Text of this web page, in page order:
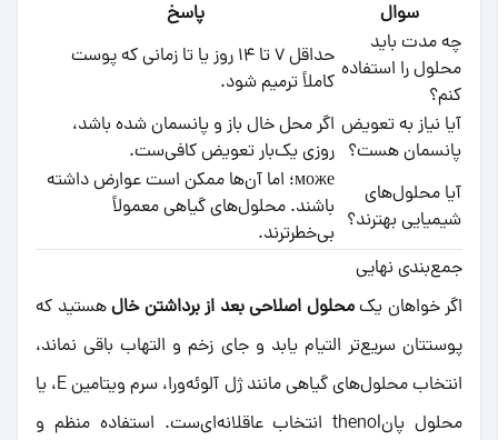
سوال
پاسخ
چه مدت باید
محلول را استفاده
کنم؟
حداقل ۷ تا ۱۴ روز یا تا زمانی که پوست
کاملاً ترمیم شود.
آیا نیاز به تعویض
پانسمان هست؟
اگر محل خال باز و پانسمان شده باشد،
روزی یک‌بار تعویض کافی‌ست.
آیا محلول‌های
شیمیایی بهترند؟
може؛ اما آن‌ها ممکن است عوارض داشته
باشند. محلول‌های گیاهی معمولاً
بی‌خطرترند.
جمع‌بندی نهایی
اگر خواهان یکمحلول اصلاحی بعد از برداشتن خالهستید که
پوستتان سریع‌تر التیام یابد و جای زخم و التهاب باقی نماند،
انتخاب محلول‌های گیاهی مانند ژل آلوئه‌ورا، سرم ویتامین E، یا
محلول پانthenol انتخاب عاقلانه‌ای‌ست. استفاده منظم و